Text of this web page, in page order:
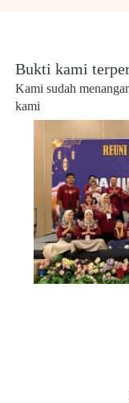
Bukti kami
Kami sudah
kami